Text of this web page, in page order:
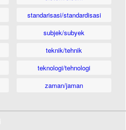
standarisasi/standardisasi
subjek/subyek
teknik/tehnik
teknologi/tehnologi
zaman/jaman